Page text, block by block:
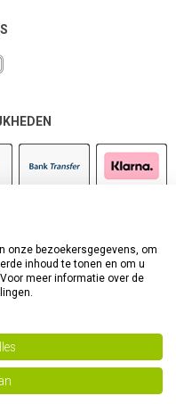
onze bezoekersgegevens, om
inhoud te tonen en om u
meer informatie over de